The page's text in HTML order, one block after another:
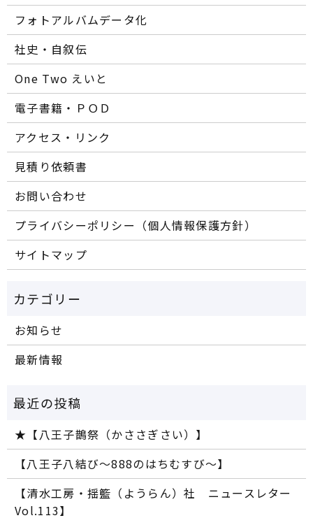
フォトアルバムデータ化
社史・自叙伝
One Two えいと
電子書籍・ＰＯＤ
アクセス・リンク
見積り依頼書
お問い合わせ
プライバシーポリシー（個人情報保護方針）
サイトマップ
お知らせ
最新情報
★【八王子鵲祭（かささぎさい）】
【八王子八結び～888のはちむすび～】
【清水工房・揺籃（ようらん）社 ニュースレター
Vol.113】